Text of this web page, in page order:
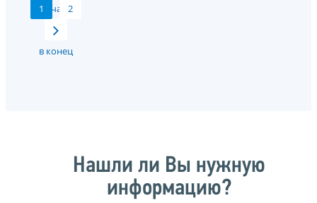
начало
1 2
в конец
Нашли ли Вы нужную
информацию?